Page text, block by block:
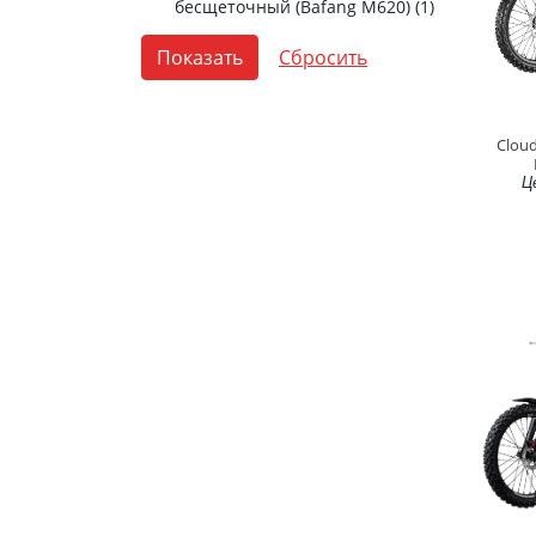
бесщеточный (Bafang M620) (1)